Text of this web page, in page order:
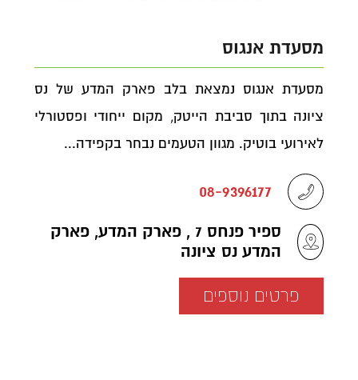
מסעדת אנגוס
מסעדת אנגוס נמצאת בלב פארק המדע של נס
ציונה בתוך סביבת הייטק, מקום ייחודי ופסטורלי
לאירועי בוטיק. מגוון הטעמים נבחר בקפידה...
08-9396177
ספיר פנחס 7 , פארק המדע, פארק
המדע נס ציונה
פרטים נוספים